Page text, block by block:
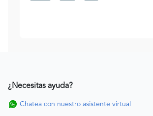
¿Necesitas ayuda?
Chatea con nuestro asistente virtual